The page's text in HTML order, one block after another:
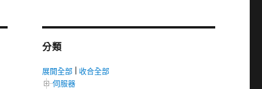
分類
展開全部| 收合全部
伺服器